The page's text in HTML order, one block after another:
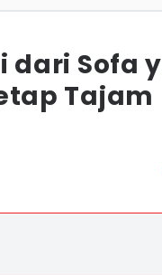
dari Sofa
Tajam